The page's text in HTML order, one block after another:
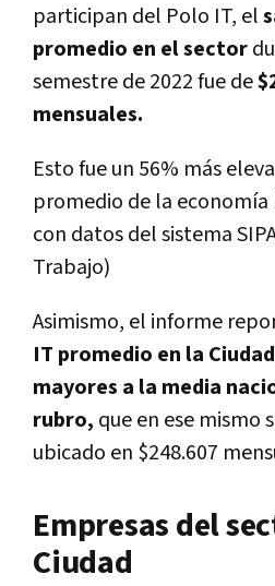
participan del Polo IT, el
promedio en el sector
semestre de 2022 fue de
mensuales.
Esto fue un 56% más
promedio de la
con datos del sistema
Trabajo)
Asimismo, el informe
IT promedio en la
mayores a la media
rubro, que en ese mismo
ubicado en $248.607
Empresas del
Ciudad